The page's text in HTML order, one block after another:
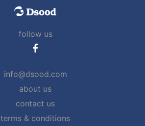
follow us
info@dsood.com
about us
contact us
terms & conditions